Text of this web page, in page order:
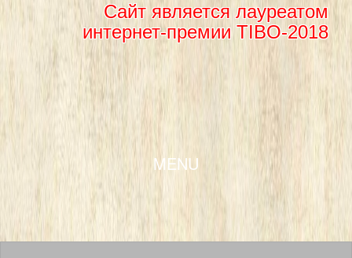
Сайт является лауреатом
интернет-премии TIBO-2018
MENU
SKIP TO CONTENT